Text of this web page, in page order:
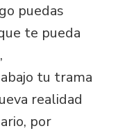
puedas
te pueda
tu trama
realidad
por